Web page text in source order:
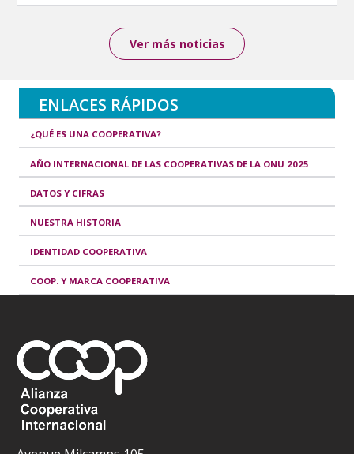
Ver más noticias
ENLACES RÁPIDOS
¿QUÉ ES UNA COOPERATIVA?
AÑO INTERNACIONAL DE LAS COOPERATIVAS DE LA ONU 2025
DATOS Y CIFRAS
NUESTRA HISTORIA
IDENTIDAD COOPERATIVA
COOP. Y MARCA COOPERATIVA